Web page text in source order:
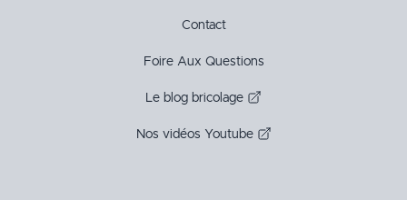
Contact
Foire Aux Questions
Le blog bricolage
Nos vidéos Youtube